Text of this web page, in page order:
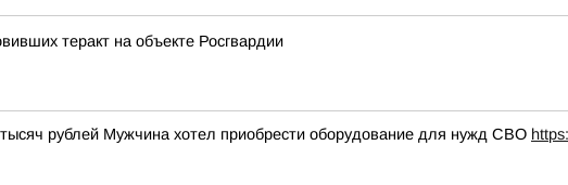
теракт на объекте Росгвардии
рублей Мужчина хотел приобрести оборудование для нужд СВО